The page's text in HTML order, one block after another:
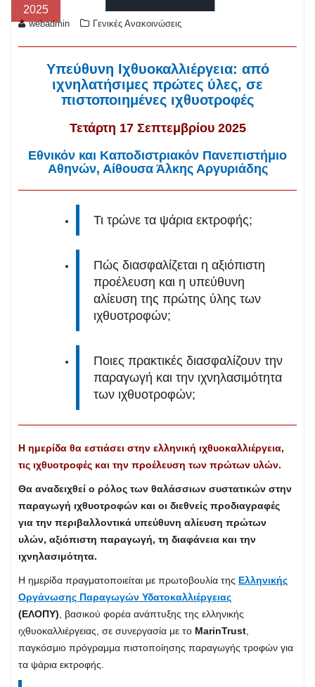
2025
webadmin Γενικές Ανακοινώσεις
Υπεύθυνη Ιχθυοκαλλιέργεια: από
ιχνηλατήσιμες πρώτες ύλες, σε
πιστοποιημένες ιχθυοτροφές
Τετάρτη 17 Σεπτεμβρίου 2025
Εθνικόν και Καποδιστριακόν Πανεπιστήμιο
Αθηνών, Αίθουσα Άλκης Αργυριάδης
Τι τρώνε τα ψάρια εκτροφής;
Πώς διασφαλίζεται η αξιόπιστη
προέλευση και η υπεύθυνη
αλίευση της πρώτης ύλης των
ιχθυοτροφών;
Ποιες πρακτικές διασφαλίζουν την
παραγωγή και την ιχνηλασιμότητα
των ιχθυοτροφών;
H ημερίδα θα εστιάσει στην ελληνική ιχθυοκαλλιέργεια,
τις ιχθυοτροφές και την προέλευση των πρώτων υλών.
Θα αναδειχθεί ο ρόλος των θαλάσσιων συστατικών στην
παραγωγή ιχθυοτροφών και οι διεθνείς προδιαγραφές
για την περιβαλλοντικά υπεύθυνη αλίευση πρώτων
υλών, αξιόπιστη παραγωγή, τη διαφάνεια και την
ιχνηλασιμότητα.
Η ημερίδα πραγματοποιείται με πρωτοβουλία της Ελληνικής
Οργάνωσης Παραγωγών Υδατοκαλλιέργειας
(ΕΛΟΠΥ) , βασικού φορέα ανάπτυξης της ελληνικής
ιχθυοκαλλιέργειας, σε συνεργασία με το MarinTrust
παγκόσμιο πρόγραμμα πιστοποίησης παραγωγής τροφών για
τα ψάρια εκτροφής.